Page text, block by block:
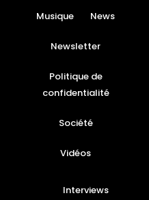
Musique News
Newsletter
Politique de
confidentialité
Société
Vidéos
Interviews